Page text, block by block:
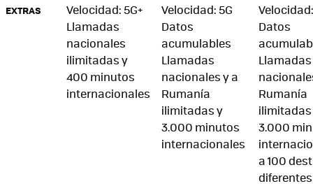
EXTRAS
Velocidad: 5G+
Llamadas
nacionales
ilimitadas y
400 minutos
internacionales
Velocidad: 5G
Datos
acumulables
Llamadas
nacionales y a
Rumanía
ilimitadas y
3.000 minutos
internacionales
Datos
Llamadas
Rumanía
3.000
a 100
diferentes